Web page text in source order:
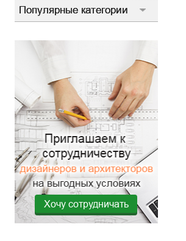
Популярные категории
Хочу сотрудничать